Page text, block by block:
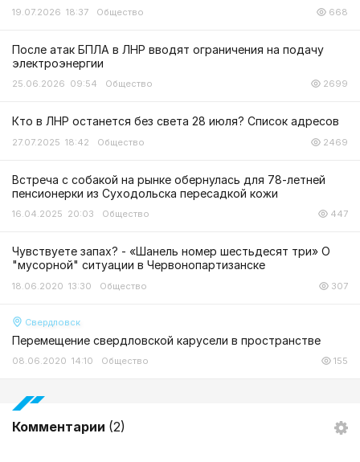
19.07.2026 18:37 Общество 668
После атак БПЛА в ЛНР вводят ограничения на подачу
электроэнергии
25.06.2026 09:54 Общество 2699
Кто в ЛНР останется без света 28 июля? Список адресов
27.07.2025 18:42 Общество 2469
Встреча с собакой на рынке обернулась для 78-летней
пенсионерки из Суходольска пересадкой кожи
16.04.2025 20:03 Общество 447
Чувствуете запах? - «Шанель номер шестьдесят три» О
"мусорной" ситуации в Червонопартизанске
18.06.2020 13:30 Общество 307
Свердловск
Перемещение свердловской карусели в пространстве
08.06.2020 14:10 Общество 155
Комментарии (2)